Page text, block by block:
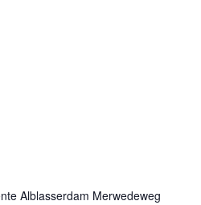
Alblasserdam Merwedeweg